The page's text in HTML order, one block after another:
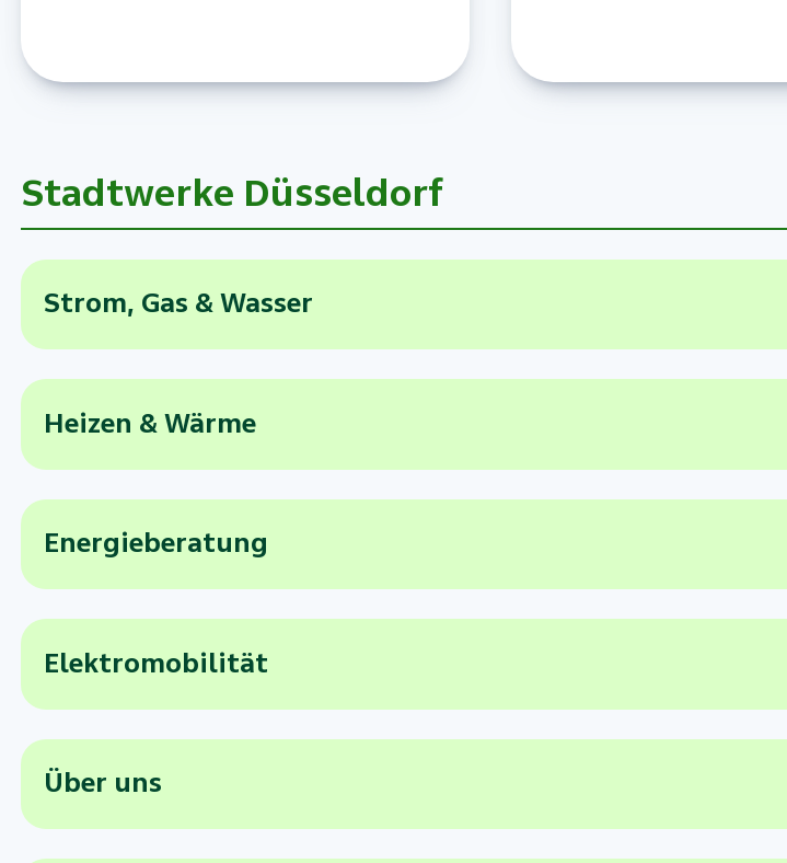
Stadtwerke Düsseldorf
Strom, Gas & Wasser
Heizen & Wärme
Energieberatung
Elektromobilität
Über uns